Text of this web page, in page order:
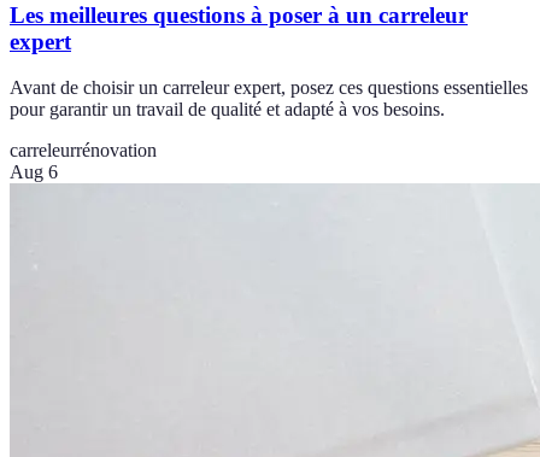
Les meilleures questions à poser à un carreleur
expert
Avant de choisir un carreleur expert, posez ces questions essentielles
pour garantir un travail de qualité et adapté à vos besoins.
carreleurrénovation
Aug 6